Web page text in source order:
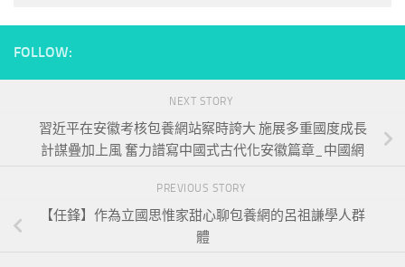
FOLLOW:
NEXT STORY
習近平在安徽考核包養網站察時誇大 施展多重國度成長
計謀疊加上風 奮力譜寫中國式古代化安徽篇章_中國網
PREVIOUS STORY
【任鋒】作為立國思惟家甜心聊包養網的呂祖謙學人群
體